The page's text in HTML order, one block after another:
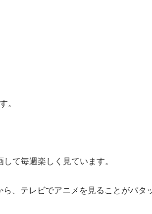
。
て毎週楽しく見ています。
、テレビでアニメを見ることがパタ